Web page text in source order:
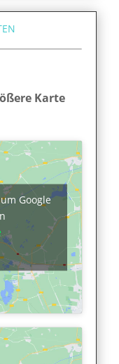
Karte
Google